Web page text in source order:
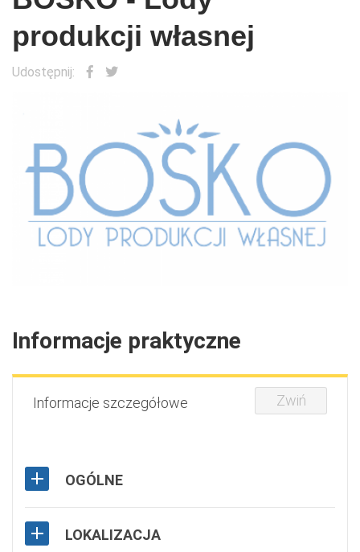
produkcji własnej
Udostępnij:
Informacje praktyczne
Informacje szczegółowe Zwiń
OGÓLNE
LOKALIZACJA